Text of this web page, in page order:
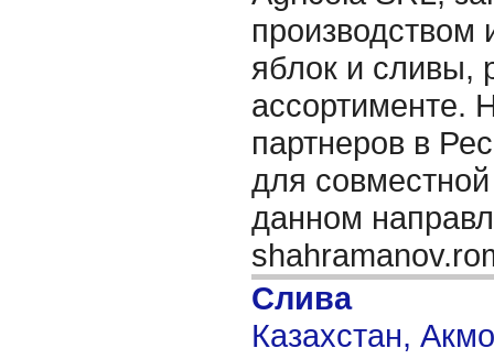
производством
яблок и сливы,
ассортименте.
партнеров в
для
данном
Слива
Казахстан,